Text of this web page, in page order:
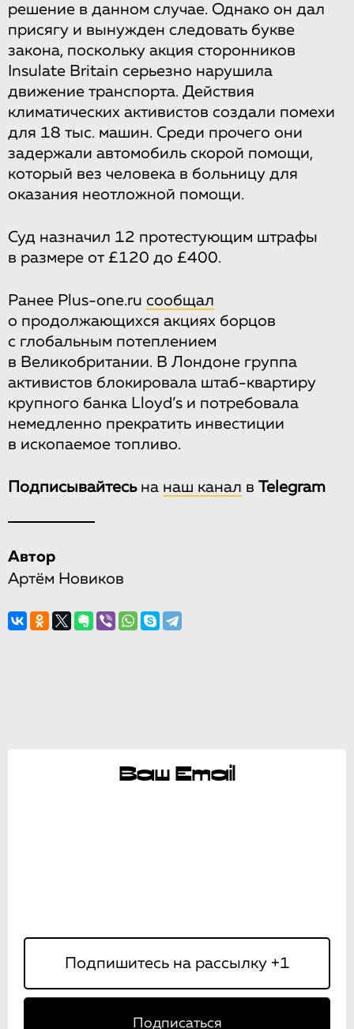
решение в данном случае. Однако он дал
присягу и вынужден следовать букве
закона, поскольку акция сторонников
Insulate Britain серьезно нарушила
движение транспорта. Действия
климатических активистов создали помехи
для 18 тыс. машин. Среди прочего они
задержали автомобиль скорой помощи,
который вез человека в больницу для
оказания неотложной помощи.
Суд назначил 12 протестующим штрафы
в размере от £120 до £400.
Ранее Plus-one.ru сообщал
о продолжающихся акциях борцов
с глобальным потеплением
в Великобритании. В Лондоне группа
активистов блокировала штаб-квартиру
крупного банка Lloyd’s и потребовала
немедленно прекратить инвестиции
в ископаемое топливо.
Подписывайтесьна наш канал в Telegram
Автор
Артём Новиков
Ваш Email
Подписаться